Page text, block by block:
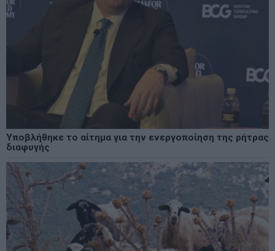
Υποβλήθηκε το αίτημα για την ενεργοποίηση της ρήτρας
διαφυγής